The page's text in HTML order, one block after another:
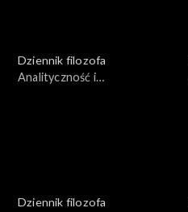
Dziennik filozofa
Analityczność i
Dziennik filozofa